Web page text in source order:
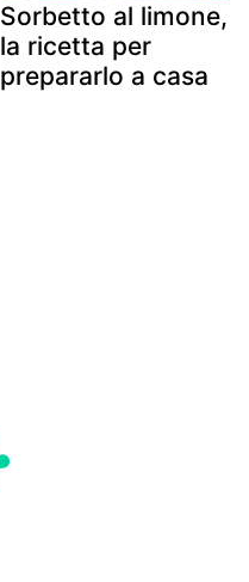
Sorbetto al limone,
la ricetta per
prepararlo a casa